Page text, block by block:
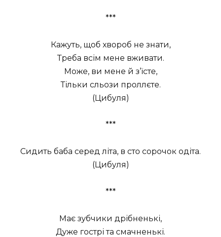
***
Кажуть, щоб хвороб не знати,
Треба всім мене вживати.
Може, ви мене й з’їсте,
Тільки сльози проллєте.
(Цибуля)
***
Сидить баба серед літа, в сто сорочок одіта.
(Цибуля)
***
Має зубчики дрібненькі,
Дуже гострі та смачненькі.